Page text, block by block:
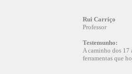
Rui Carriço
Professor
Testemunho:
A caminho dos 17
ferramentas que